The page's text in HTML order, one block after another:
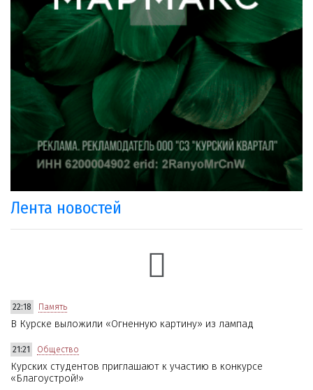
Лента новостей
22:18 Память
В Курске выложили «Огненную картину» из лампад
21:21 Общество
Курских студентов приглашают к участию в конкурсе
«Благоустрой!»